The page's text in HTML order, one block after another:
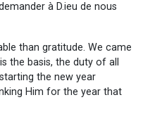
à D.ieu de nous
than gratitude. We came
the basis, the duty of all
the new year
Him for the year that